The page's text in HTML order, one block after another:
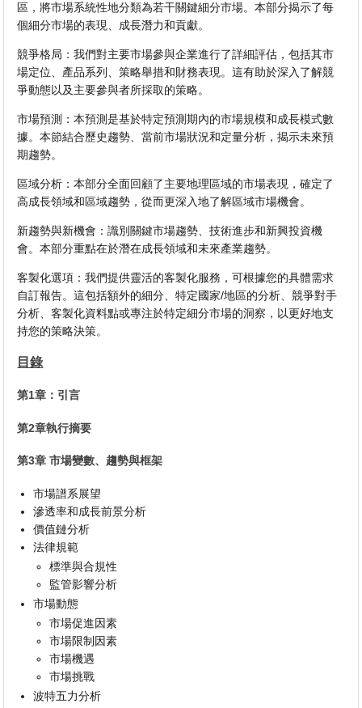
區，將市場系統性地分類為若干關鍵細分市場。本部分揭示了每
個細分市場的表現、成長潛力和貢獻。
競爭格局：我們對主要市場參與企業進行了詳細評估，包括其市
場定位、產品系列、策略舉措和財務表現。這有助於深入了解競
爭動態以及主要參與者所採取的策略。
市場預測：本預測是基於特定預測期內的市場規模和成長模式數
據。本節結合歷史趨勢、當前市場狀況和定量分析，揭示未來預
期趨勢。
區域分析：本部分全面回顧了主要地理區域的市場表現，確定了
高成長領域和區域趨勢，從而更深入地了解區域市場機會。
新趨勢與新機會：識別關鍵市場趨勢、技術進步和新興投資機
會。本部分重點在於潛在成長領域和未來產業趨勢。
客製化選項：我們提供靈活的客製化服務，可根據您的具體需求
自訂報告。這包括額外的細分、特定國家/地區的分析、競爭對手
分析、客製化資料點或專注於特定細分市場的洞察，以更好地支
持您的策略決策。
目錄
第1章：引言
第2章執行摘要
第3章 市場變數、趨勢與框架
市場譜系展望
滲透率和成長前景分析
價值鏈分析
法律規範
標準與合規性
監管影響分析
市場動態
市場促進因素
市場限制因素
市場機遇
市場挑戰
波特五力分析